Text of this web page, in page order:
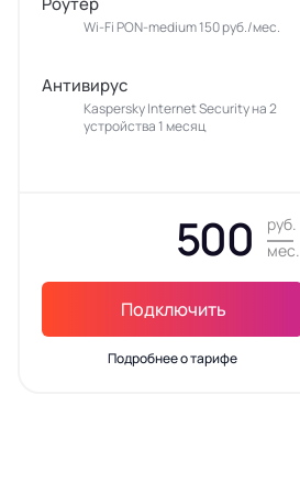
Wi-Fi PON-medium 150 руб./мес.
Антивирус
Kaspersky Internet Security на 2
устройства 1 месяц
500
руб.
мес.
Подключить
Подробнее о тарифе